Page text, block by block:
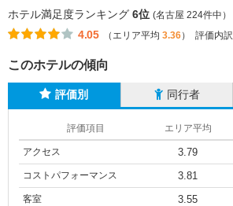
ホテル満足度ランキング 6位 (名古屋 224件中）
4.05 （エリア平均 3.36） 評価内訳
このホテルの傾向
評価別 同行者
評価項目 エリア平均
アクセス 3.79
コストパフォーマンス 3.81
客室 3.55